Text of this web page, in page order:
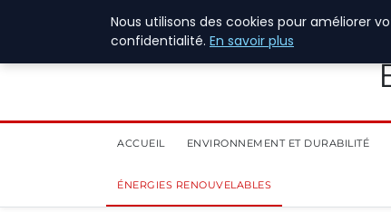
28 juillet 2026
ACCUEIL ENVIRONNEMENT ET DURABILITÉ
ÉNERGIES RENOUVELABLES
Nous utilisons des cookies pour améliorer
confidentialité. En savoir plus